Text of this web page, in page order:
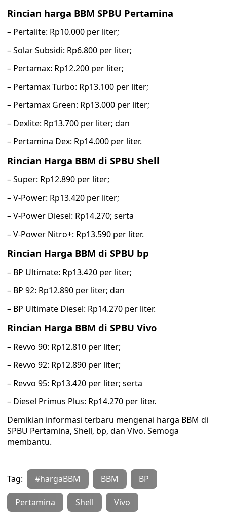
Rincian harga BBM SPBU Pertamina
– Pertalite: Rp10.000 per liter;
– Solar Subsidi: Rp6.800 per liter;
– Pertamax: Rp12.200 per liter;
– Pertamax Turbo: Rp13.100 per liter;
– Pertamax Green: Rp13.000 per liter;
– Dexlite: Rp13.700 per liter; dan
– Pertamina Dex: Rp14.000 per liter.
Rincian Harga BBM di SPBU Shell
– Super: Rp12.890 per liter;
– V-Power: Rp13.420 per liter;
– V-Power Diesel: Rp14.270; serta
– V-Power Nitro+: Rp13.590 per liter.
Rincian Harga BBM di SPBU bp
– BP Ultimate: Rp13.420 per liter;
– BP 92: Rp12.890 per liter; dan
– BP Ultimate Diesel: Rp14.270 per liter.
Rincian Harga BBM di SPBU Vivo
– Revvo 90: Rp12.810 per liter;
– Revvo 92: Rp12.890 per liter;
– Revvo 95: Rp13.420 per liter; serta
– Diesel Primus Plus: Rp14.270 per liter.
Demikian informasi terbaru mengenai harga BBM di
SPBU Pertamina, Shell, bp, dan Vivo. Semoga
membantu.
Tag: #hargaBBM BBM BP
Pertamina Shell Vivo